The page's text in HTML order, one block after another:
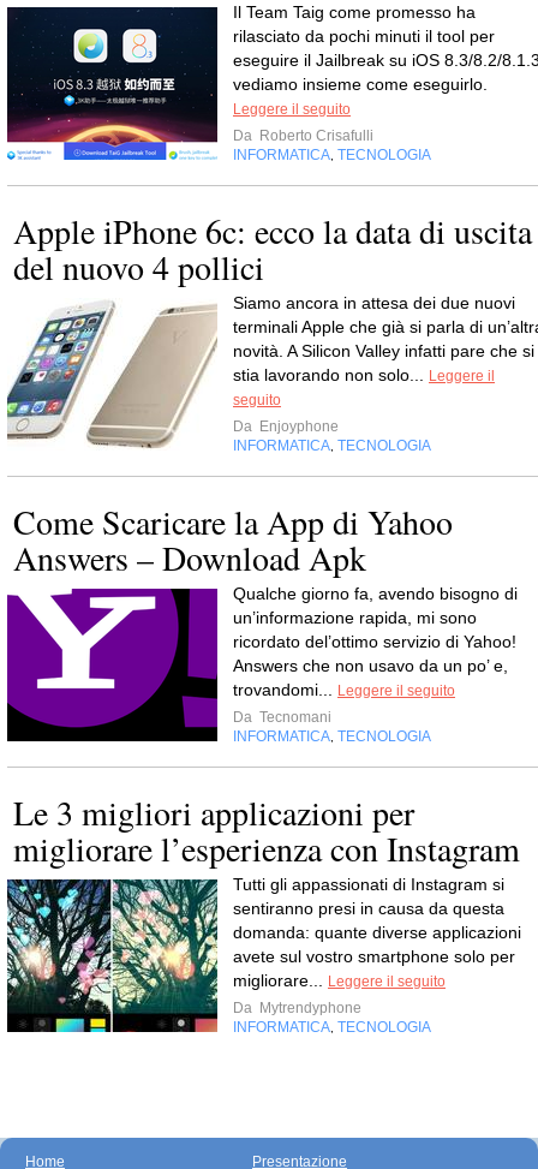
Il Team Taig come promesso ha
rilasciato da pochi minuti il tool per
eseguire il Jailbreak su iOS 8.3/8.2/
vediamo insieme come eseguirlo.
Leggere il seguito
Da Roberto Crisafulli
INFORMATICA TECNOLOGIA
Apple iPhone 6c: ecco la data di uscita
del nuovo 4 pollici
Siamo ancora in attesa dei due nuovi
terminali Apple che già si parla di
novità. A Silicon Valley infatti pare che si
stia lavorando non solo...
Leggere il
seguito
Da Enjoyphone
INFORMATICA TECNOLOGIA
Come Scaricare la App di Yahoo
Answers – Download Apk
Qualche giorno fa, avendo bisogno di
un’informazione rapida, mi sono
ricordato del’ottimo servizio di Yahoo!
Answers che non usavo da un po’ e,
trovandomi...
Leggere il seguito
Da Tecnomani
INFORMATICA TECNOLOGIA
Le 3 migliori applicazioni per
migliorare l’esperienza con Instagram
Tutti gli appassionati di Instagram si
sentiranno presi in causa da questa
domanda: quante diverse applicazioni
avete sul vostro smartphone solo per
migliorare...
Leggere il seguito
Da Mytrendyphone
INFORMATICA TECNOLOGIA
Home Presentazione